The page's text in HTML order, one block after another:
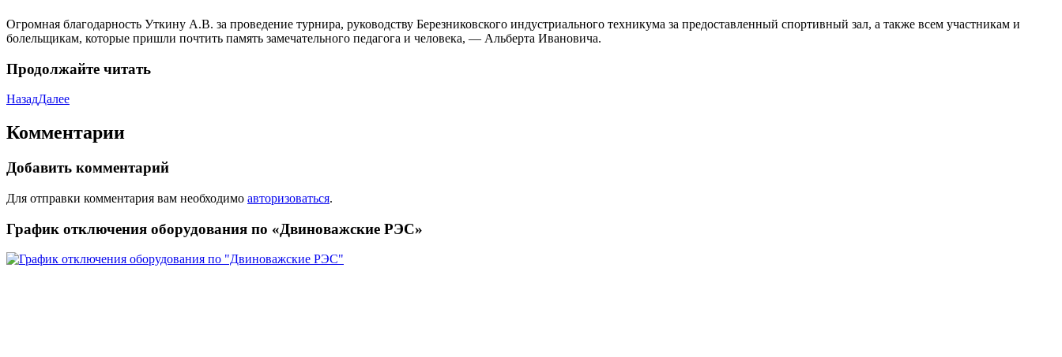
Огромная благодарность Уткину А.В. за проведение турнира, руководству Березниковского индустриального техникума за предоставленный спортивный зал, а также всем участникам и
болельщикам, которые пришли почтить память замечательного педагога и человека, — Альберта Ивановича.
Продолжайте читать
НазадДалее
Комментарии
Добавить комментарий
Для отправки комментария вам необходимо авторизоваться.
График отключения оборудования по «Двиноважские РЭС»